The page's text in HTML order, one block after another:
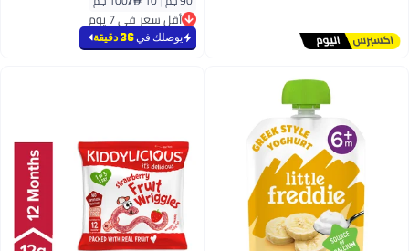
أقل سعر في 7 يوم
أقل سعر في 7 يوم
يوصلك في36 دقيقة